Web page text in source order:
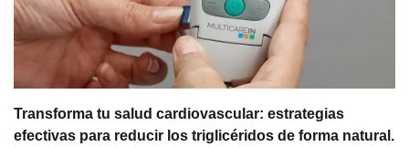
Transforma tu salud cardiovascular: estrategias
efectivas para reducir los triglicéridos de forma natural.